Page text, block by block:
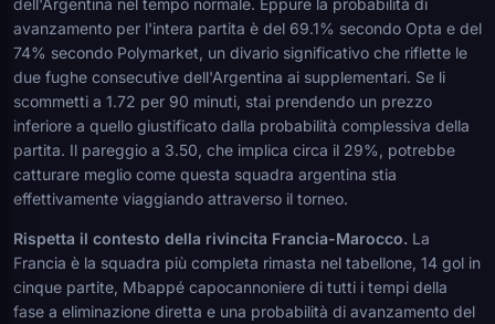
avanzamento per l'intera partita è del 69.1% secondo Opta e del
74% secondo Polymarket, un divario significativo che riflette le
due fughe consecutive dell'Argentina ai supplementari. Se li
scommetti a 1.72 per 90 minuti, stai prendendo un prezzo
inferiore a quello giustificato dalla probabilità complessiva della
partita. Il pareggio a 3.50, che implica circa il 29%, potrebbe
catturare meglio come questa squadra argentina stia
effettivamente viaggiando attraverso il torneo.
Rispetta il contesto della rivincita Francia-Marocco. La
Francia è la squadra più completa rimasta nel tabellone, 14 gol in
cinque partite, Mbappé capocannoniere di tutti i tempi della
fase a eliminazione diretta e una probabilità di avanzamento del